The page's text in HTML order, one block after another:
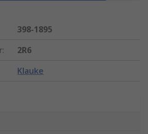
398-1895
:
2R6
Klauke